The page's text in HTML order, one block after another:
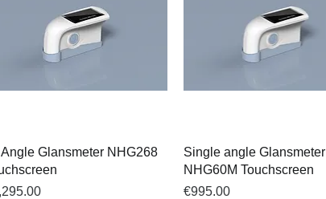
Quick View
Angle Glansmeter NHG268
Quick View
Single angle Glansmeter
NHG60M Touchscreen
Price
€995.00